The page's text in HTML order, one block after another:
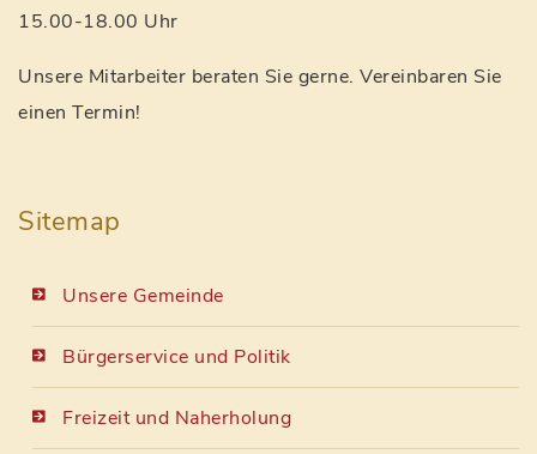
15.00-18.00 Uhr
Unsere Mitarbeiter beraten Sie gerne. Vereinbaren Sie
einen Termin!
Sitemap
Unsere Gemeinde
Bürgerservice und Politik
Freizeit und Naherholung